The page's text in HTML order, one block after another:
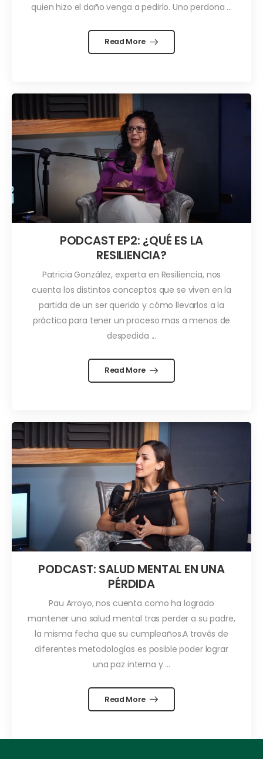
quien hizo el daño venga a pedirlo. Uno perdona ...
Read More
PODCAST EP2: ¿QUÉ ES LA
RESILIENCIA?
Patricia González, experta en Resiliencia, nos
cuenta los distintos conceptos que se viven en la
partida de un ser querido y cómo llevarlos a la
práctica para tener un proceso mas a menos de
despedida ...
Read More
PODCAST: SALUD MENTAL EN UNA
PÉRDIDA
Pau Arroyo, nos cuenta como ha logrado
mantener una salud mental tras perder a su padre,
la misma fecha que su cumpleaños.A través de
diferentes metodologías es posible poder lograr
una paz interna y ...
Read More